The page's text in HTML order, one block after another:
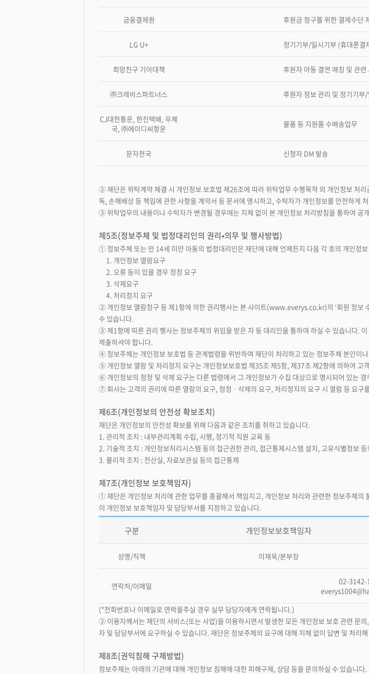
금융결제원 후원금 청구를 위한 결제수단
LG U+ 정기기부/일시기부 (휴대폰결
희망친구 기아대책 후원자 아동 결연 매칭 및 관련
㈜크레비스파트너스 후원자 정보 관리 및 정기기부
CJ대한통운, 한진택배, 우체
국, ㈜에이디씨항운
물품 등 지원품 수배송업무
문자천국 신청자 DM 발송
② 재단은 위탁계약 체결 시 개인정보 보호법 제26조에 따라 위탁업무 수행목적 외 개인정보 처
독, 손해배상 등 책임에 관한 사항을 계약서 등 문서에 명시하고, 수탁자가 개인정보를 안전하게
③ 위탁업무의 내용이나 수탁자가 변경될 경우에는 지체 없이 본 개인정보 처리방침을 통하여 공
제5조(정보주체 및 법정대리인의 권리•의무 및 행사방법)
① 정보주체 또는 만 14세 미만 아동의 법정대리인은 재단에 대해 언제든지 다음 각 호의 개인정
1. 개인정보 열람요구
2. 오류 등이 있을 경우 정정 요구
3. 삭제요구
4. 처리정지 요구
② 개인정보 열람청구 등 제1항에 의한 권리행사는 본 사이트(www.everys.co.kr)의 ‘회원 정보
수 있습니다.
③ 제1항에 따른 권리 행사는 정보주체의 위임을 받은 자 등 대리인을 통하여 하실 수 있습니다.
제출하셔야 합니다.
④ 정보주체는 개인정보 보호법 등 관계법령을 위반하여 재단이 처리하고 있는 정보주체 본인이
⑤ 개인정보 열람 및 처리정지 요구는 개인정보보호법 제35조 제5항, 제37조 제2항에 의하여 고
⑥ 개인정보의 정정 및 삭제 요구는 다른 법령에서 그 개인정보가 수집 대상으로 명시되어 있는
⑦ 회사는 고객의 권리에 따른 열람의 요구, 정정ㆍ삭제의 요구, 처리정지의 요구 시 열람 등 요구
제6조(개인정보의 안전성 확보조치)
재단은 개인정보의 안전성 확보를 위해 다음과 같은 조치를 취하고 있습니다.
1. 관리적 조치 : 내부관리계획 수립, 시행, 정기적 직원 교육 등
2. 기술적 조치 : 개인정보처리시스템 등의 접근권한 관리, 접근통제시스템 설치, 고유식별정보
3. 물리적 조치 : 전산실, 자료보관실 등의 접근통제
제7조(개인정보 보호책임자)
① 재단은 개인정보 처리에 관한 업무를 총괄해서 책임지고, 개인정보 처리와 관련한 정보주체의
이 개인정보 보호책임자 및 담당부서를 지정하고 있습니다.
구분 개인정보보호책임자
성명/직책 이재욱/본부장
연락처/이메일
02-3142-
(*전화번호나 이메일로 연락을주실 경우 실무 담당자에게 연락됩니다.)
② 이용자께서는 재단의 서비스(또는 사업)을 이용하시면서 발생한 모든 개인정보 보호 관련 문
자 및 담당부서에 요구하실 수 있습니다. 재단은 정보주체의 요구에 대해 지체 없이 답변 및 처리
제8조(권익침해 구제방법)
정보주체는 아래의 기관에 대해 개인정보 침해에 대한 피해구제, 상담 등을 문의하실 수 있습니다.